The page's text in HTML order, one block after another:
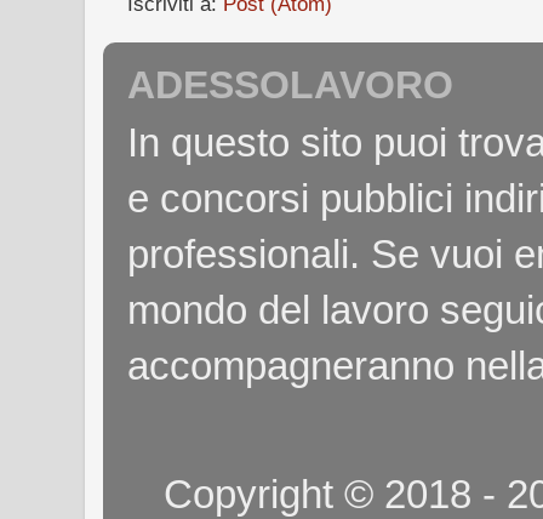
ADESSOLAVORO
In questo sito puoi
e concorsi pubblici
professionali. Se vuoi
mondo del lavoro
accompagneranno
Copyright © 2018 -